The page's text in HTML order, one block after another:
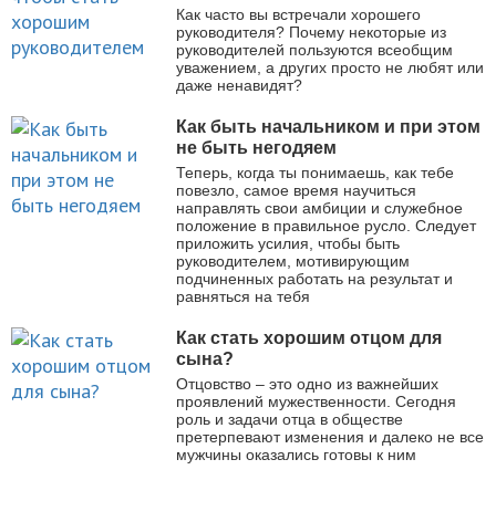
Как часто вы встречали хорошего
руководителя? Почему некоторые из
руководителей пользуются всеобщим
уважением, а других просто не любят или
даже ненавидят?
Как быть начальником и при этом
не быть негодяем
Теперь, когда ты понимаешь, как тебе
повезло, самое время научиться
направлять свои амбиции и служебное
положение в правильное русло. Следует
приложить усилия, чтобы быть
руководителем, мотивирующим
подчиненных работать на результат и
равняться на тебя
Как стать хорошим отцом для
сына?
Отцовство – это одно из важнейших
проявлений мужественности. Сегодня
роль и задачи отца в обществе
претерпевают изменения и далеко не все
мужчины оказались готовы к ним